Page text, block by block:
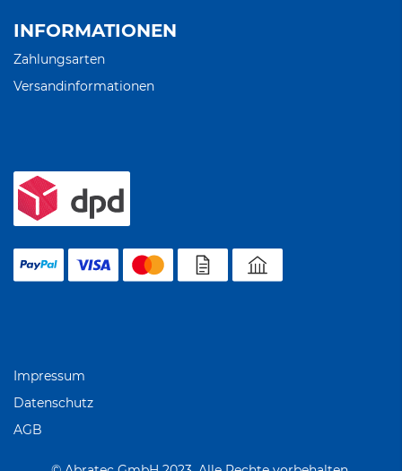
INFORMATIONEN
Zahlungsarten
Versandinformationen
Impressum
Datenschutz
AGB